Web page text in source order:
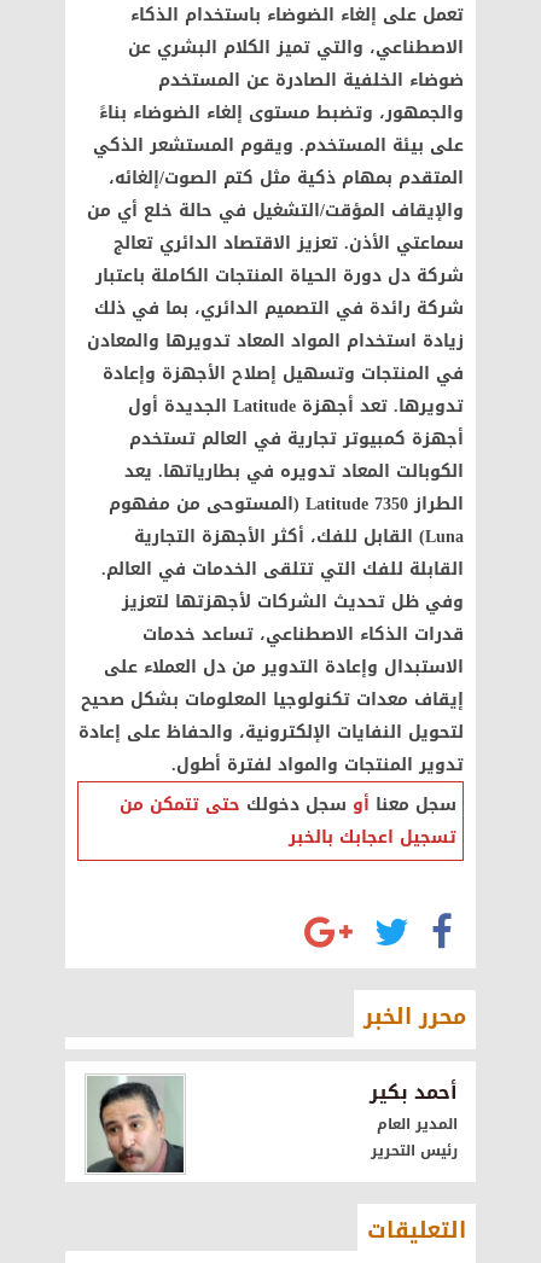
تعمل على إلغاء الضوضاء باستخدام الذكاء
الاصطناعي، والتي تميز الكلام البشري عن
ضوضاء الخلفية الصادرة عن المستخدم
والجمهور، وتضبط مستوى إلغاء الضوضاء بناءً
على بيئة المستخدم. ويقوم المستشعر الذكي
المتقدم بمهام ذكية مثل كتم الصوت/إلغائه،
والإيقاف المؤقت/التشغيل في حالة خلع أي من
سماعتي الأذن. تعزيز الاقتصاد الدائري تعالج
شركة دل دورة الحياة المنتجات الكاملة باعتبار
شركة رائدة في التصميم الدائري، بما في ذلك
زيادة استخدام المواد المعاد تدويرها والمعادن
في المنتجات وتسهيل إصلاح الأجهزة وإعادة
تدويرها. تعد أجهزة Latitude الجديدة أول
أجهزة كمبيوتر تجارية في العالم تستخدم
الكوبالت المعاد تدويره في بطارياتها. يعد
الطراز Latitude 7350 (المستوحى من مفهوم
Luna) القابل للفك، أكثر الأجهزة التجارية
القابلة للفك التي تتلقى الخدمات في العالم.
وفي ظل تحديث الشركات لأجهزتها لتعزيز
قدرات الذكاء الاصطناعي، تساعد خدمات
الاستبدال وإعادة التدوير من دل العملاء على
إيقاف معدات تكنولوجيا المعلومات بشكل صحيح
لتحويل النفايات الإلكترونية، والحفاظ على إعادة
تدوير المنتجات والمواد لفترة أطول.
سجل معنا أو سجل دخولك حتى تتمكن من
تسجيل اعجابك بالخبر
محرر الخبر
أحمد بكير
المدير العام
رئيس التحرير
التعليقات